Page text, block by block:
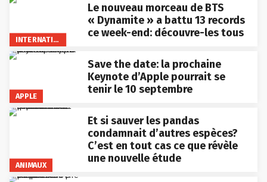
INTERNATIONAL
Le nouveau morceau de BTS
« Dynamite » a battu 13 records
ce week-end: découvre-les tous
APPLE
Save the date: la prochaine
Keynote d’Apple pourrait se
tenir le 10 septembre
ANIMAUX
Et si sauver les pandas
condamnait d’autres espèces?
C’est en tout cas ce que révèle
une nouvelle étude